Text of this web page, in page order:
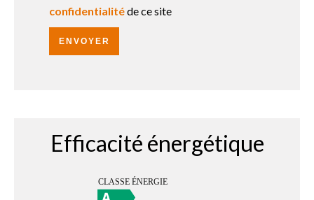
confidentialitéde ce site
ENVOYER
Efficacité énergétique